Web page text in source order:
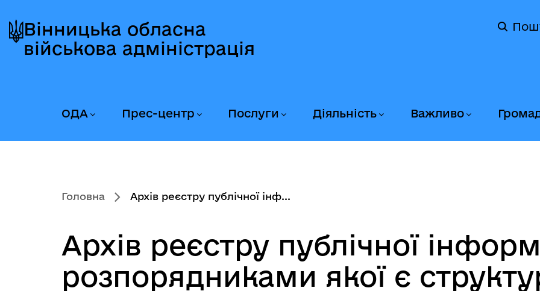
до
головного
до
головного
вмісту
до
головного
колонтитула
Вінницька обласна
військова адміністрація
ОДА Прес-центр Послуги Діяльність Важливо
Головна Архів реєстру публічної інф...
Архів реєстру публічної
розпорядниками якої є